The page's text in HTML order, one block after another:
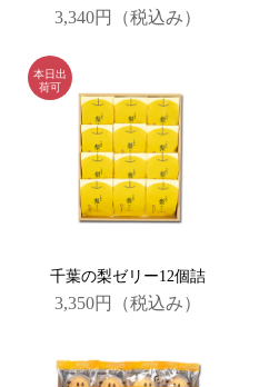
3,340円 （税込み）
千葉の梨ゼリー12個詰
3,350円 （税込み）